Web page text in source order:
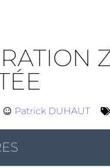
Patrick DUHAUT